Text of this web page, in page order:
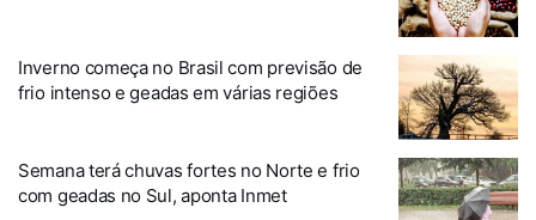
Inverno começa no Brasil com previsão de
frio intenso e geadas em várias regiões
Semana terá chuvas fortes no Norte e frio
com geadas no Sul, aponta Inmet